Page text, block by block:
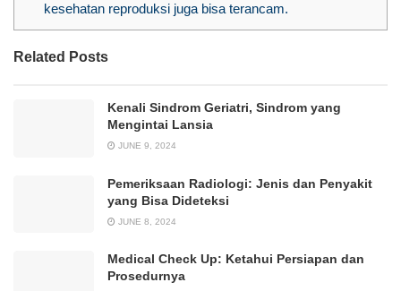
kesehatan reproduksi juga bisa terancam.
Related Posts
Kenali Sindrom Geriatri, Sindrom yang
Mengintai Lansia
JUNE 9, 2024
Pemeriksaan Radiologi: Jenis dan Penyakit
yang Bisa Dideteksi
JUNE 8, 2024
Medical Check Up: Ketahui Persiapan dan
Prosedurnya